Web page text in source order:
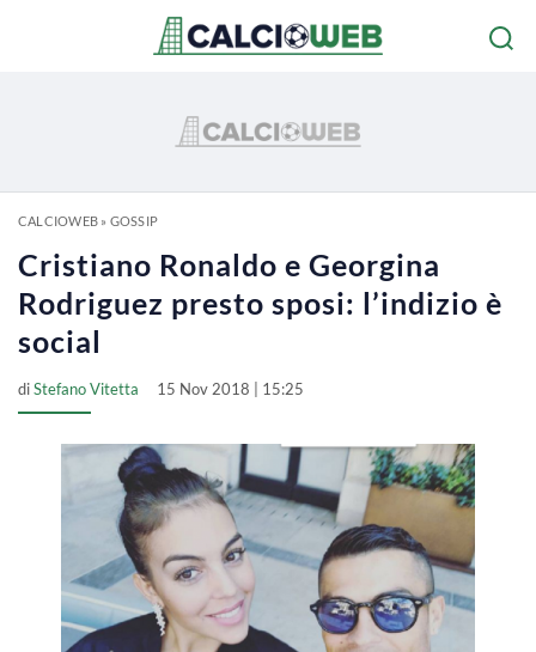
CALCIOWEB» GOSSIP
Cristiano Ronaldo e Georgina
Rodriguez presto sposi: l’indizio è
social
diStefano Vitetta 15 Nov 2018 | 15:25